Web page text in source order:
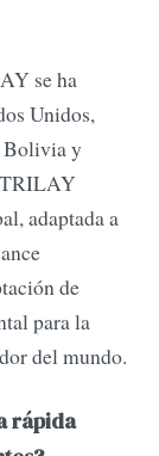
se ha
Unidos,
Bolivia y
TRILAY
adaptada a
de
para la
del mundo.
rápida